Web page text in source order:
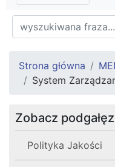
Strona główna
System
Zobacz
Polityka Jakości